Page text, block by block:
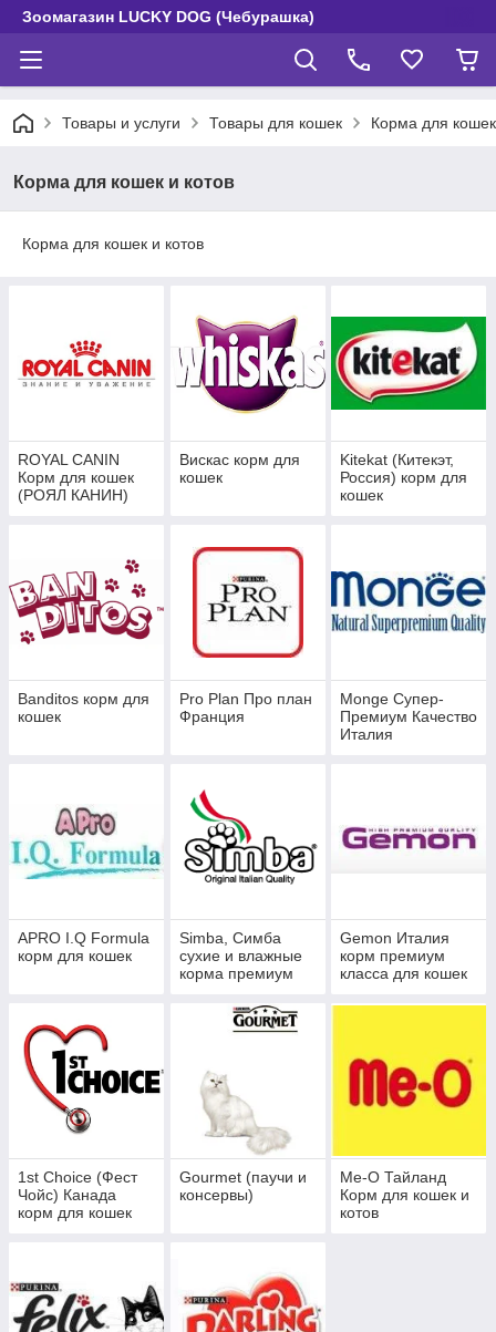
Зоомагазин LUCKY DOG (Чебурашка)
Товары и услуги Товары для кошек Корма для
Корма для кошек и котов
Корма для кошек и котов
ROYAL CANIN
Корм для кошек
(РОЯЛ КАНИН)
Вискас корм для
кошек
Kitekat (Китекэт,
Россия) корм для
кошек
Banditos корм для
кошек
Pro Plan Про план
Франция
Monge Супер-
Премиум Качество
Италия
APRO I.Q Formula
корм для кошек
Simba, Симба
сухие и влажные
корма премиум
Gemon Италия
корм премиум
класса для кошек
1st Choice (Фест
Чойс) Канада
корм для кошек
Gourmet (паучи и
консервы)
Me-O Тайланд
Корм для кошек и
котов